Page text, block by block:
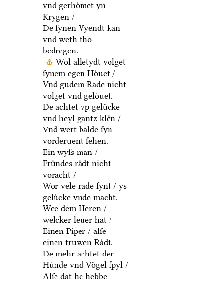
vnd gerhoͤmet yn
Krygen /
De ſynen Vyendt kan
vnd weth tho
bedregen.
Wol alletydt volget
ſynem egen Hoͤuet /
Vnd gudem Rade nicht
volget vnd geloͤuet.
De achtet vp geluͤcke
vnd heyl gantz kleͤn /
Vnd wert balde ſyn
vorderuent ſehen.
Ein wyſs man /
Fruͤndes raͤdt nicht
voracht /
Wor vele rade ſynt / ys
geluͤcke vnde macht.
Wee dem Heren /
welcker leuer hat /
Einen Piper / alſe
einen truwen Raͤdt.
De mehr achtet der
Huͤnde vnd Voͤgel ſpyl /
Alſe dat he hebbe